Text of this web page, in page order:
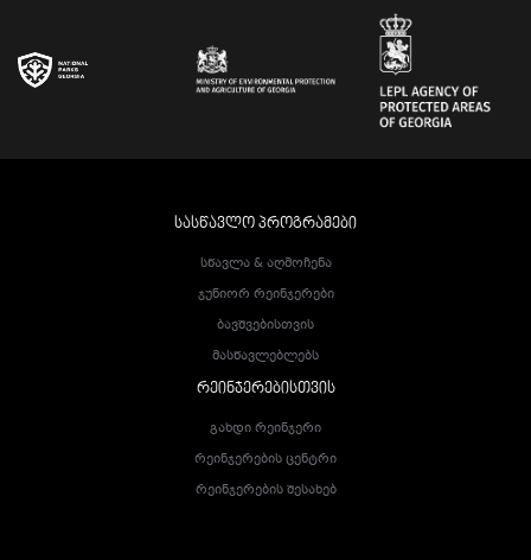
ᲡᲐᲡᲬᲐᲕᲚᲝ ᲞᲠᲝᲒᲠᲐᲛᲔᲑᲘ
Სწავლა & Აღმოჩენა
Ჯუნიორ Რეინჯერები
Ბავშვებისთვის
Მასწავლებლებს
ᲠᲔᲘᲜᲯᲔᲠᲔᲑᲘᲡᲗᲕᲘᲡ
Გახდი Რეინჯერი
Რეინჯერების Ცენტრი
Რეინჯერების Შესახებ